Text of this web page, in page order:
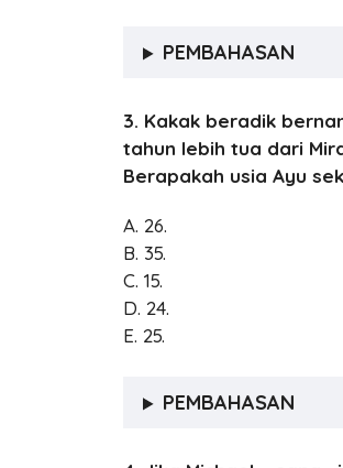
PEMBAHASAN
3. Kakak beradik
tahun lebih tua dari
Berapakah usia Ayu
A. 26.
B. 35.
C. 15.
D. 24.
E. 25.
PEMBAHASAN